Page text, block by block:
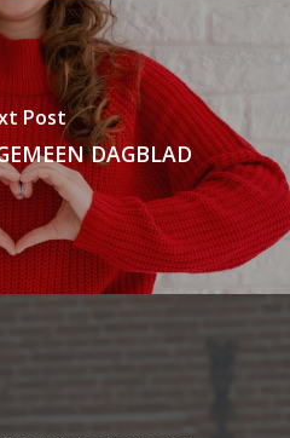
Post
DAGBLAD